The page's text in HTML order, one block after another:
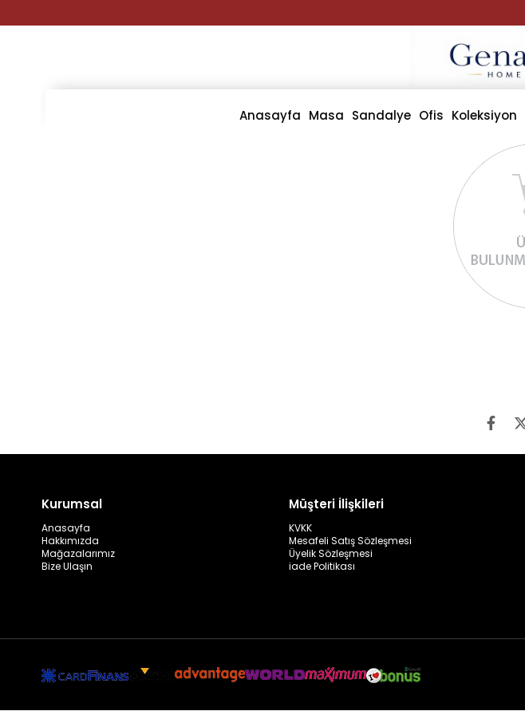
Anasayfa Masa Sandalye Ofis Koleksiyon
Kurumsal
Anasayfa
Hakkımızda
Mağazalarımız
Bize Ulaşın
Müşteri İlişkileri
KVKK
Mesafeli Satış Sözleşmesi
Üyelik Sözleşmesi
iade Politikası